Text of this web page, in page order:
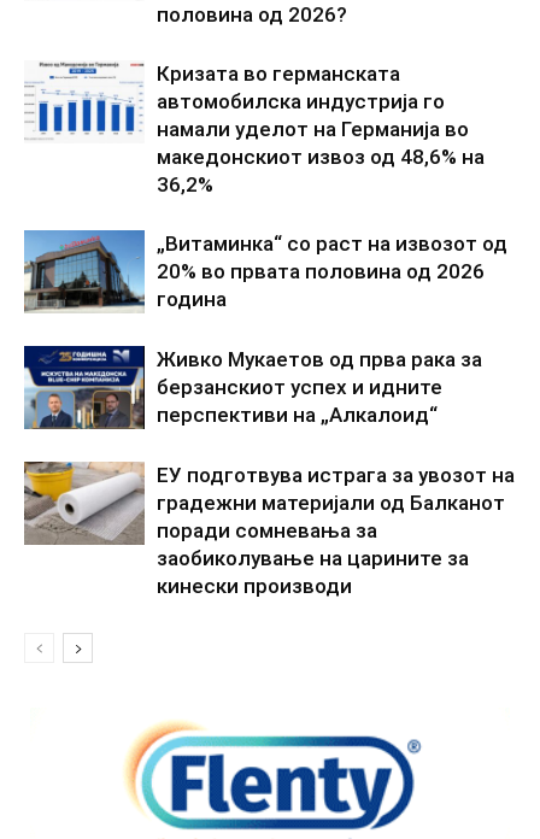
половина од 2026?
Кризата во германската
автомобилска индустрија го
намали уделот на Германија во
македонскиот извоз од 48,6% на
36,2%
„Витаминка“ со раст на извозот од
20% во првата половина од 2026
година
Живко Мукаетов од прва рака за
берзанскиот успех и идните
перспективи на „Алкалоид“
ЕУ подготвува истрага за увозот на
градежни материјали од Балканот
поради сомневања за
заобиколување на царините за
кинески производи